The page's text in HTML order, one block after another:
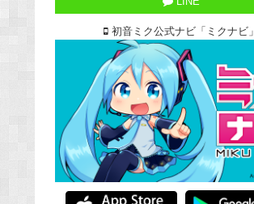
初音ミク公式ナビ「ミクナビ」